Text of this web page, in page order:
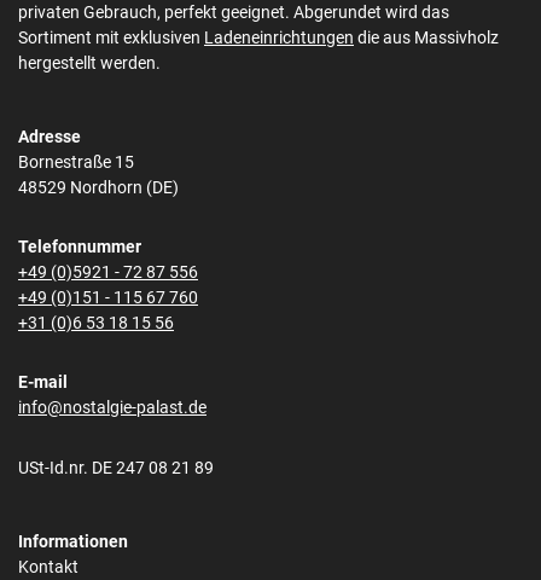
privaten Gebrauch, perfekt geeignet. Abgerundet wird das
Sortiment mit exklusiven Ladeneinrichtungen die aus Massivholz
hergestellt werden.
Adresse
Bornestraße 15
48529 Nordhorn (DE)
Telefonnummer
+49 (0)5921 - 72 87 556
+49 (0)151 - 115 67 760
+31 (0)6 53 18 15 56
E-mail
info@nostalgie-palast.de
USt-Id.nr. DE 247 08 21 89
Informationen
Kontakt